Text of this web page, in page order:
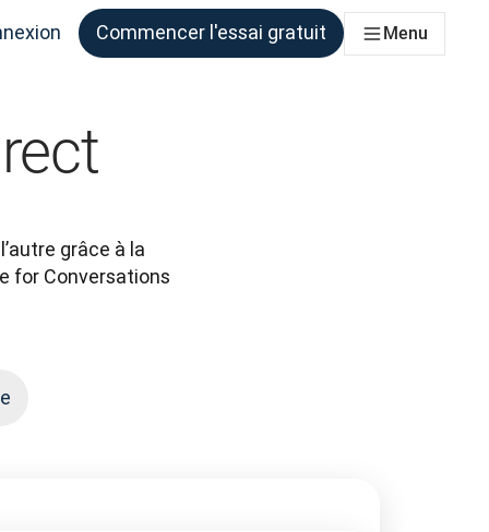
Commencer l'essai gratuit Menu
grâce à la
for Conversations